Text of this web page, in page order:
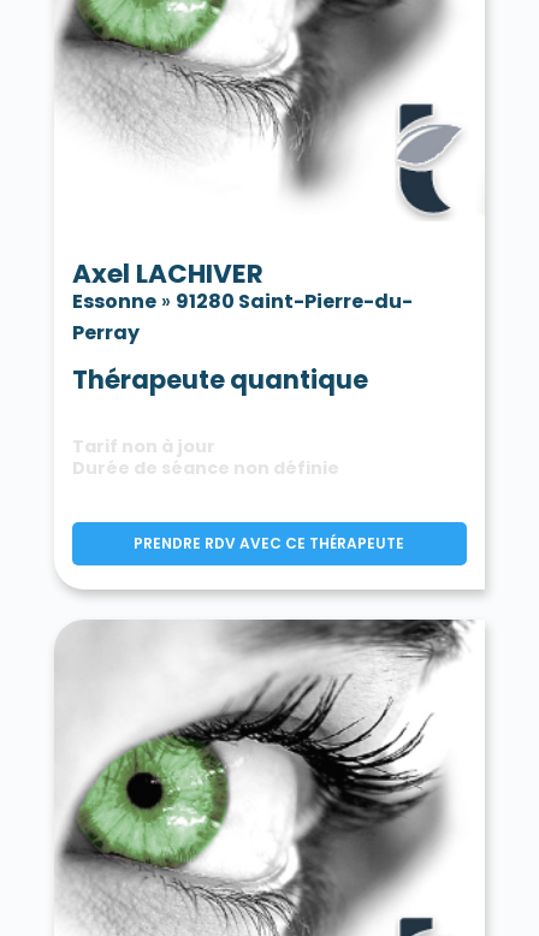
Axel LACHIVER
Essonne» 91280 Saint-Pierre-du-
Perray
Thérapeute quantique
Tarif non à jour
Durée de séance non définie
PRENDRE RDV AVEC CE THÉRAPEUTE